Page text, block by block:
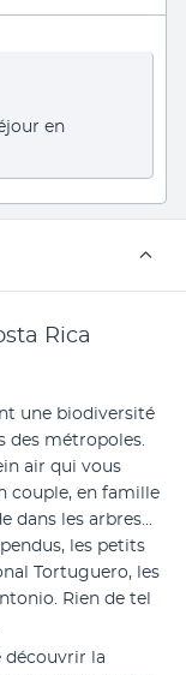
en
Rica
une biodiversité
des métropoles.
air qui vous
couple, en famille
dans les arbres...
les petits
Tortuguero, les
Rien de tel
découvrir la